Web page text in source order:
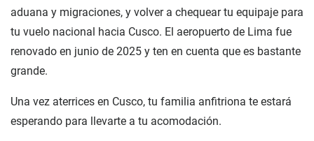
aduana y migraciones, y volver a chequear tu equipaje para
tu vuelo nacional hacia Cusco. El aeropuerto de Lima fue
renovado en junio de 2025 y ten en cuenta que es bastante
grande.
Una vez aterrices en Cusco, tu familia anfitriona te estará
esperando para llevarte a tu acomodación.